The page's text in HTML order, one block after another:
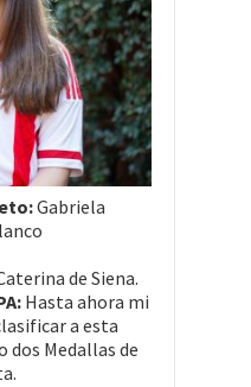
Gabriela
de Siena.
Hasta ahora mi
a esta
dos Medallas de